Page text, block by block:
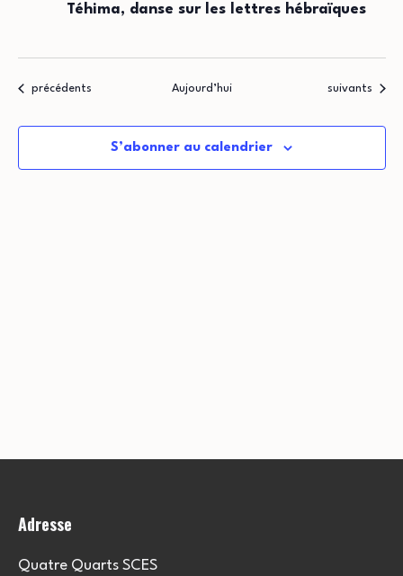
Téhima, danse sur les lettres hébraïques
Évènements
précédents Aujourd’hui Évènements
suivants
S’abonner au calendrier
Adresse
Quatre Quarts SCES